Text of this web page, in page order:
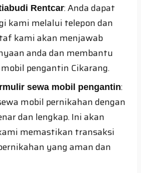
Rentcar: Anda dapat
kami melalui telepon dan
kami akan menjawab
anda dan membantu
pengantin Cikarang.
sewa mobil pengantin:
mobil pernikahan dengan
dan lengkap. Ini akan
memastikan transaksi
yang aman dan